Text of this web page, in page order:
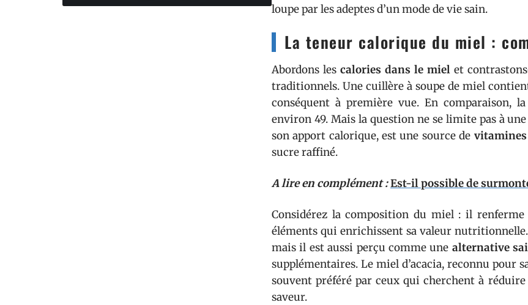
loupe par les adeptes d’un mode de vie sain.
La teneur calorique du miel :
Abordons les calories dans le miel et
traditionnels. Une cuillère à soupe de miel
conséquent à première vue. En comparaison,
environ 49. Mais la question ne se limite pas à
son apport calorique, est une source de
sucre raffiné.
A lire en complément :Est-il possible de
Considérez la composition du miel : il
éléments qui enrichissent sa valeur
mais il est aussi perçu comme une alternative
supplémentaires. Le miel d’acacia, reconnu pour
souvent préféré par ceux qui cherchent à
saveur.